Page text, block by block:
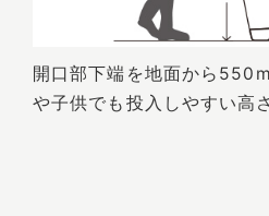
開口部下端を地面から
や子供でも投入しやすい高